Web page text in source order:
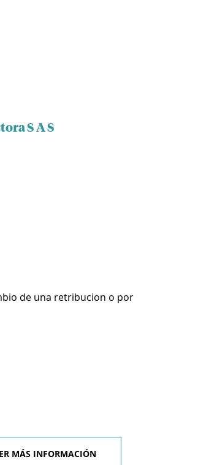
S A S
de una retribucion o por
MÁS INFORMACIÓN